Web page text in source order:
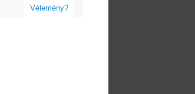
Vélemény?